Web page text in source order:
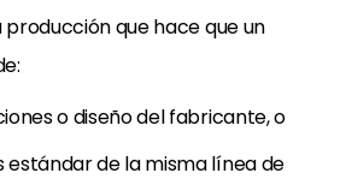
que hace que un
o diseño del fabricante, o
estándar de la misma línea de